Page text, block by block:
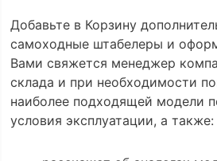
Добавьте в Корзину
самоходные штабелеры и
Вами свяжется менеджер
склада и при необходимости
наиболее подходящей модели
условия эксплуатации, а также: